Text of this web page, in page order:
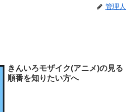
管理人
きんいろモザイク(アニメ)の見る
順番を知りたい方へ